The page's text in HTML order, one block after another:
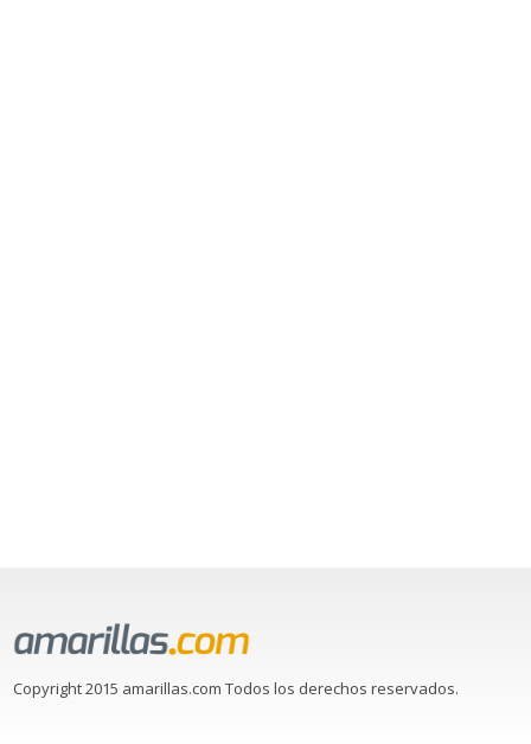
Copyright 2015 amarillas.com Todos los derechos reservados.